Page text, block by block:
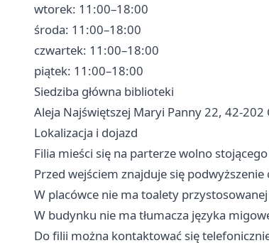
wtorek: 11:00–18:00
środa: 11:00–18:00
czwartek: 11:00–18:00
piątek: 11:00–18:00
Siedziba główna biblioteki
Aleja Najświętszej Maryi Panny 22, 42-202
Lokalizacja i dojazd
Filia mieści się na parterze wolno
Przed wejściem znajduje się
W placówce nie ma toalety
W budynku nie ma tłumacza języka
Do filii można kontaktować się